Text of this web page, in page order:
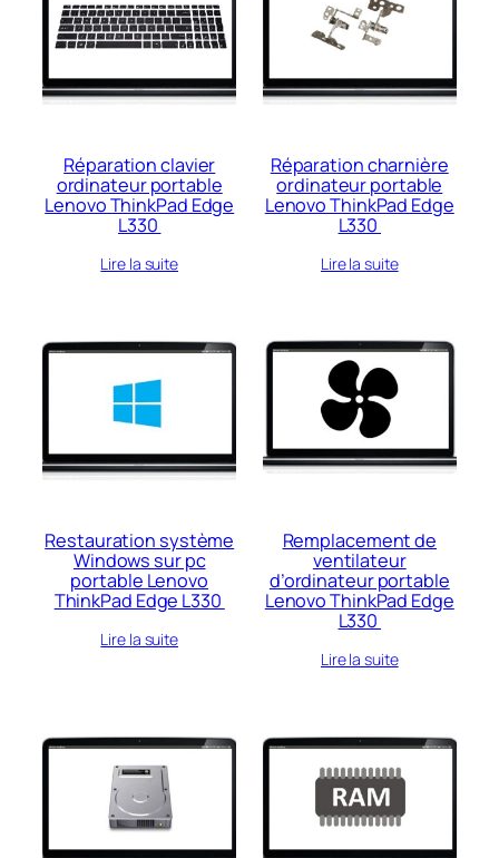
Réparation clavier
ordinateur portable
Lenovo ThinkPad Edge
L330
Lire la suite
Réparation charnière
ordinateur portable
Lenovo ThinkPad Edge
L330
Lire la suite
Restauration système
Windows sur pc
portable Lenovo
ThinkPad Edge L330
Lire la suite
Remplacement de
ventilateur
d’ordinateur portable
Lenovo ThinkPad Edge
L330
Lire la suite